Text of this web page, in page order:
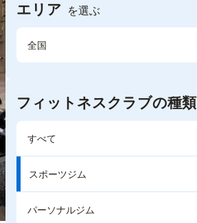
エリア を選ぶ
全国
フィットネスクラブの種類
すべて
スポーツジム
パーソナルジム